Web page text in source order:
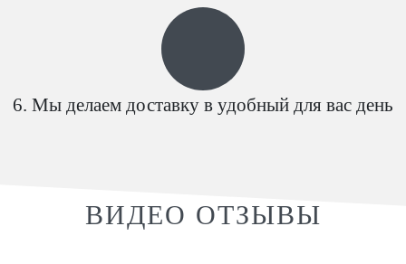
Мы делаем доставку в удобный для вас день
ВИДЕО ОТЗЫВЫ